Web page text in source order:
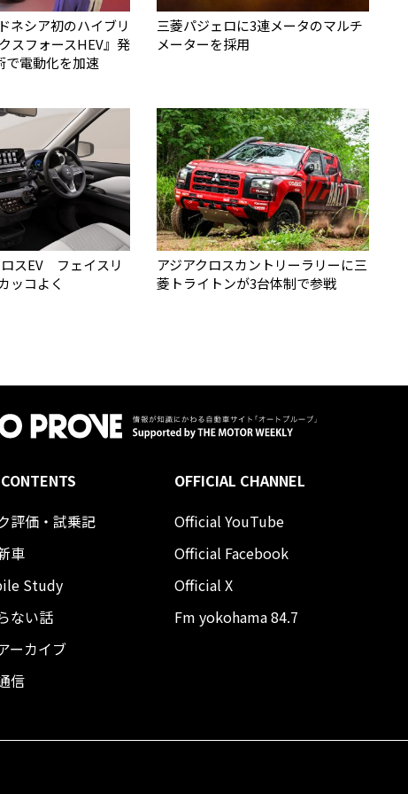
ネシア初のハイブリ
スフォースHEV』発
電動化を加速
三菱パジェロに3連メータのマルチ
メーターを採用
ロスEV フェイスリ
ッコよく
アジアクロスカントリーラリーに三
菱トライトンが3台体制で参戦
評価・試乗記
車
Study
ない話
ーカイブ
信
OFFICIAL CHANNEL
Official YouTube
Official Facebook
Official X
Fm yokohama 84.7